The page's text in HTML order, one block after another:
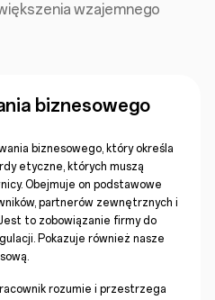
wzajemnego
biznesowego
biznesowego, który określa
etyczne, których muszą
Obejmuje on podstawowe
partnerów zewnętrznych i
to zobowiązanie firmy do
Pokazuje również nasze
rozumie i przestrzega